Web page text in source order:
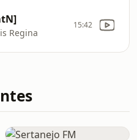
Regina
15:42